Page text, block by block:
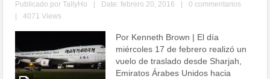
Publicado porTallyHo Date: febrero 20, 2016
0 commentarios
4071 Views
Por Kenneth Brown | El día
miércoles 17 de febrero realizó un
vuelo de traslado desde Sharjah,
Emiratos Árabes Unidos hacia